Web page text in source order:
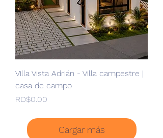
Villa Vista Adrián - Villa campestre |
casa de campo
Precio
RD$0.00
Cargar más